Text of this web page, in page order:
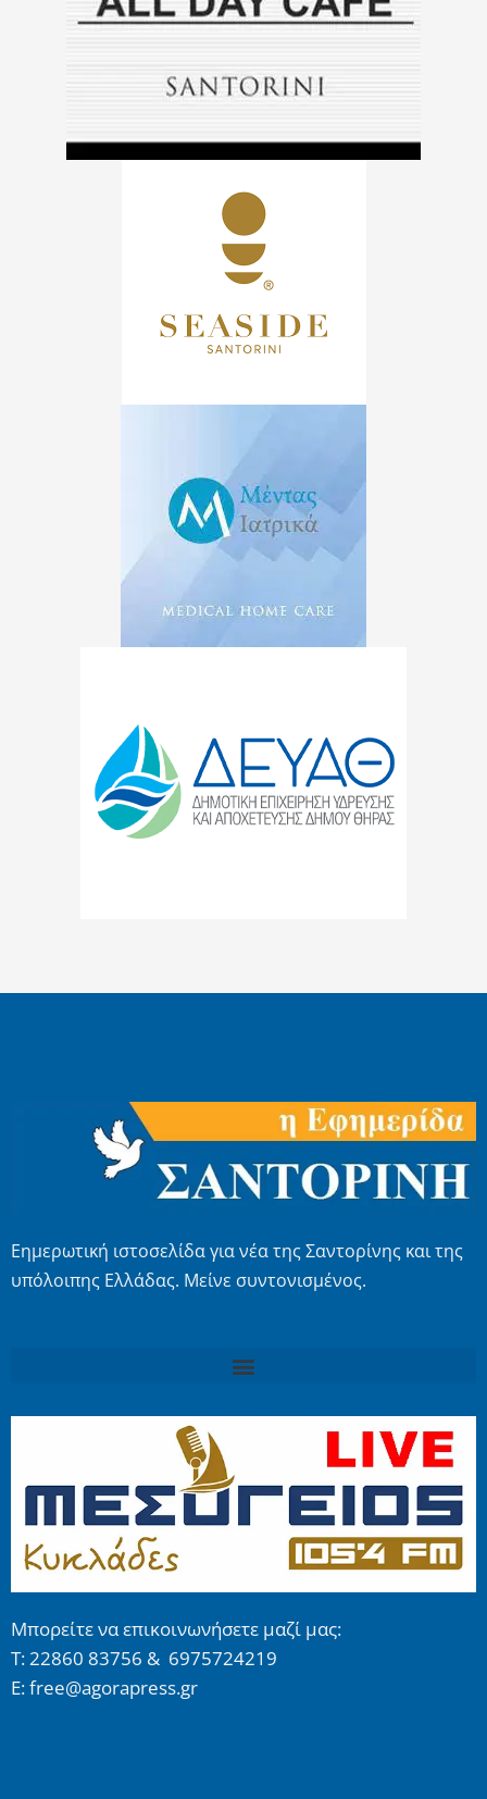
Εημερωτική ιστοσελίδα για νέα της Σαντορίνης και της
υπόλοιπης Ελλάδας. Μείνε συντονισμένος.
Μπορείτε να επικοινωνήσετε μαζί μας:
Τ: 22860 83756 & 6975724219
E: free@agorapress.gr